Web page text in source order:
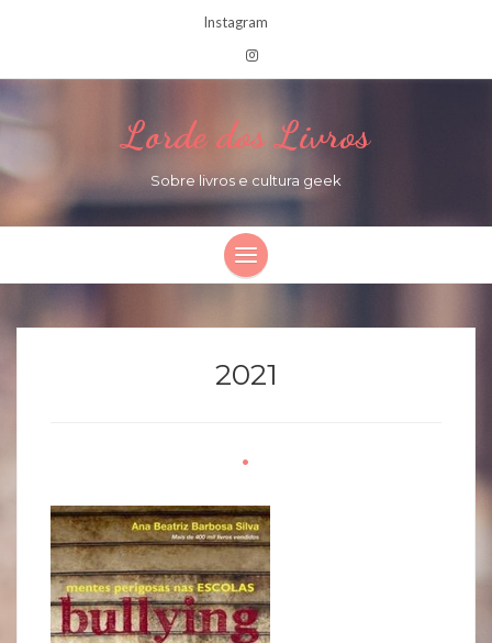
Instagram
Lorde dos Livros
Sobre livros e cultura geek
2021
•